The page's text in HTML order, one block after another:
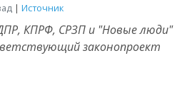
| Источник
КПРФ, СРЗП и "Новые люди"
законопроект